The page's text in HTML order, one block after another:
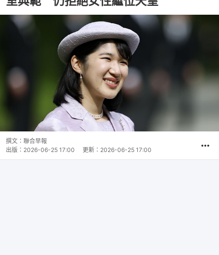
撰文： 聯合早報
出版： 2026-06-25 17:00 更新： 2026-06-25 17:00